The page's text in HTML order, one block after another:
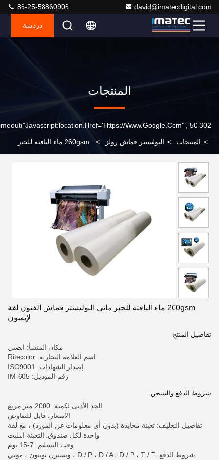
david@imatecdigital.com
86-25-58860906
دردشة
المنتجات
302 SetTimeout("javascript:location.href='https://www.google.com'", 50);
> المنتجات > البوليستر قماش رولز > 260gsm ماء النافثة للحبر
260gsm ماء النافثة للحبر ماتي البوليستر قماش الفنون لفة
لإبسون
تفاصيل المنتج
مكان المنشأ: الصين
اسم العلامة التجارية: Ritecolor
إصدار الشهادات: ISO9001
رقم الموديل: IM-605
شروط الدفع والشحن
الحد الأدنى لكمية: 2000 متر مربع
الأسعار: قابل للتفاوض
تفاصيل التغليف: تعبئة محايدة (بدون أي معلومات عن المورد) ، مع لفة
واحدة لكل صندوق. التعبئة البليت
وقت التسليم: 7-15 يوم
شروط الدفع: D / P ، D / A ، D / P ، T / T ، ويسترن يونيون ، موني